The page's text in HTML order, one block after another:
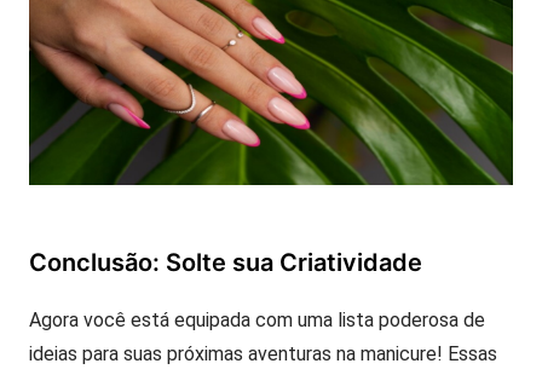
Conclusão: Solte sua Criatividade
Agora você está equipada com uma lista poderosa de
ideias para suas próximas aventuras na manicure! Essas